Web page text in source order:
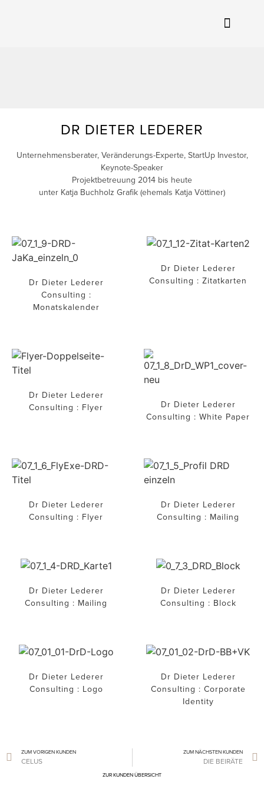
DR DIETER LEDERER
Unternehmensberater, Veränderungs-Experte, StartUp Investor,
Keynote-Speaker
Projektbetreuung 2014 bis heute
unter Katja Buchholz Grafik (ehemals Katja Vöttiner)
Dr Dieter Lederer
Consulting :
Monatskalender
Dr Dieter Lederer
Consulting : Zitatkarten
Dr Dieter Lederer
Consulting : Flyer
Dr Dieter Lederer
Consulting : White Paper
Dr Dieter Lederer
Consulting : Flyer
Dr Dieter Lederer
Consulting : Mailing
Dr Dieter Lederer
Consulting : Mailing
Dr Dieter Lederer
Consulting : Block
Dr Dieter Lederer
Consulting : Logo
Dr Dieter Lederer
Consulting : Corporate
Identity
ZUM VORIGEN KUNDEN
CELUS
ZUM NÄCHSTEN KUNDEN
DIE BEIRÄTE
ZUR KUNDEN ÜBERSICHT